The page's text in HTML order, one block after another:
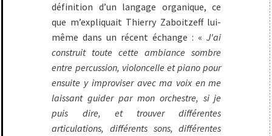
définition d’un langage organique, ce
que m’expliquait Thierry Zaboitzeff lui-
même dans un récent échange : «J'ai
construit toute cette ambiance sombre
entre percussion, violoncelle et piano pour
ensuite y improviser avec ma voix en me
laissant guider par mon orchestre, si je
puis dire, et trouver différentes
articulations, différents sons, différentes